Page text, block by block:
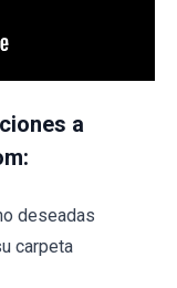
a
deseadas
carpeta